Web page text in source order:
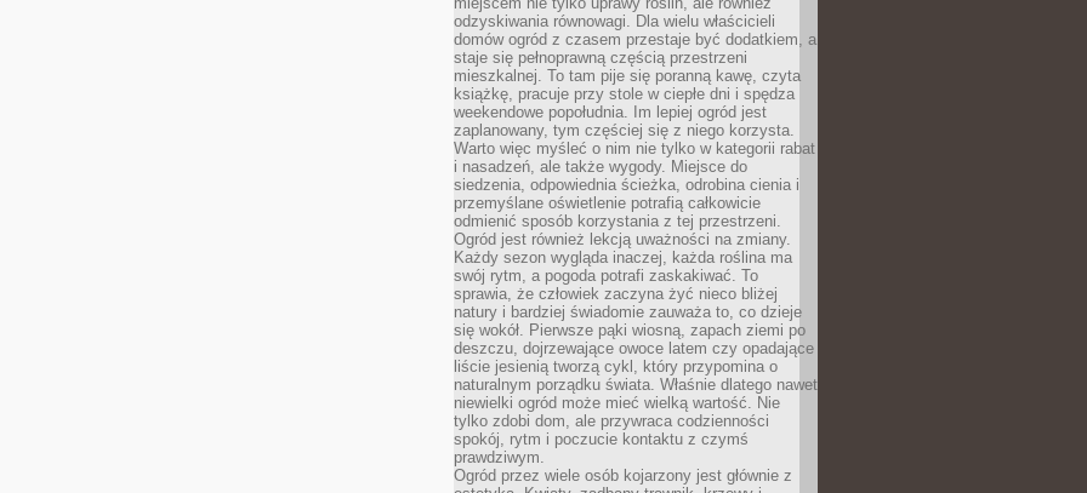
odzyskiwania równowagi. Dla wielu właścicieli
domów ogród z czasem przestaje być dodatkiem, a
staje się pełnoprawną częścią przestrzeni
mieszkalnej. To tam pije się poranną kawę, czyta
książkę, pracuje przy stole w ciepłe dni i spędza
weekendowe popołudnia. Im lepiej ogród jest
zaplanowany, tym częściej się z niego korzysta.
Warto więc myśleć o nim nie tylko w kategorii rabat
i nasadzeń, ale także wygody. Miejsce do
siedzenia, odpowiednia ścieżka, odrobina cienia i
przemyślane oświetlenie potrafią całkowicie
odmienić sposób korzystania z tej przestrzeni.
Ogród jest również lekcją uważności na zmiany.
Każdy sezon wygląda inaczej, każda roślina ma
swój rytm, a pogoda potrafi zaskakiwać. To
sprawia, że człowiek zaczyna żyć nieco bliżej
natury i bardziej świadomie zauważa to, co dzieje
się wokół. Pierwsze pąki wiosną, zapach ziemi po
deszczu, dojrzewające owoce latem czy opadające
liście jesienią tworzą cykl, który przypomina o
naturalnym porządku świata. Właśnie dlatego nawet
niewielki ogród może mieć wielką wartość. Nie
tylko zdobi dom, ale przywraca codzienności
spokój, rytm i poczucie kontaktu z czymś
prawdziwym.
Ogród przez wiele osób kojarzony jest głównie z